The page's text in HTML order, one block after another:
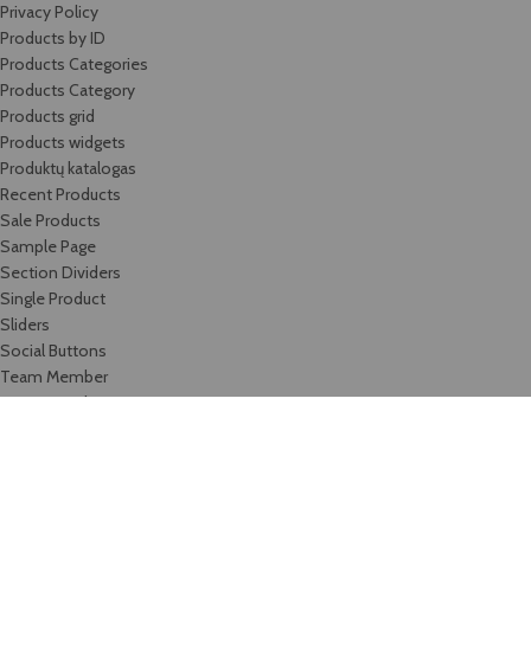
Privacy Policy
Products by ID
Products Categories
Products Category
Products grid
Products widgets
Produktų katalogas
Recent Products
Sale Products
Sample Page
Section Dividers
Single Product
Sliders
Social Buttons
Team Member
Testimonials